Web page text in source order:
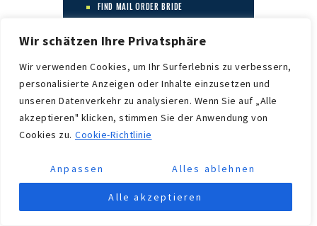
Wir schätzen Ihre Privatsphäre
Wir verwenden Cookies, um Ihr Surferlebnis zu verbessern,
personalisierte Anzeigen oder Inhalte einzusetzen und
unseren Datenverkehr zu analysieren. Wenn Sie auf „Alle
akzeptieren" klicken, stimmen Sie der Anwendung von
Cookies zu. Cookie-Richtlinie
Anpassen Alles ablehnen
Alle akzeptieren
FIND MAIL ORDER BRIDE
FINDEN SIE EINE BRAUT
FINTECH
FOREIGN BRIDES
FOREX TRADING
FORTUNETIGER
GAMBLING